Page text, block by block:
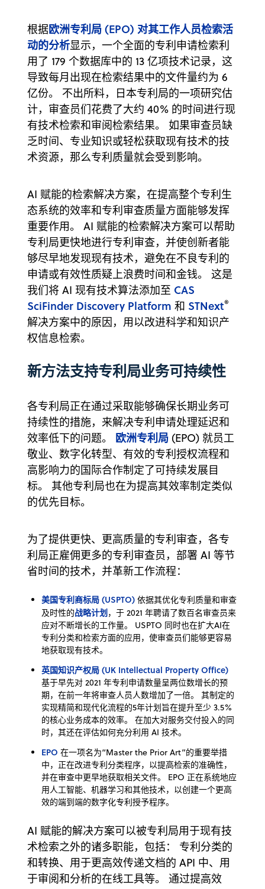
根据欧洲专利局 (EPO) 对其工作人员检索活
动的分析显示，一个全面的专利申请检索利
用了 179 个数据库中的 13 亿项技术记录，这
导致每月出现在检索结果中的文件量约为 6
亿份。 不出所料，日本专利局的一项研究估
计，审查员们花费了大约 40% 的时间进行现
有技术检索和审阅检索结果。 如果审查员缺
乏时间、专业知识或轻松获取现有技术的技
术资源，那么专利质量就会受到影响。
AI 赋能的检索解决方案，在提高整个专利生
态系统的效率和专利审查质量方面能够发挥
重要作用。 AI 赋能的检索解决方案可以帮助
专利局更快地进行专利审查，并使创新者能
够尽早地发现现有技术，避免在不良专利的
申请或有效性质疑上浪费时间和金钱。 这是
我们将 AI 现有技术算法添加至 CAS
SciFinder Discovery Platform 和 STNext®
解决方案中的原因，用以改进科学和知识产
权信息检索。
新方法支持专利局业务可持续性
各专利局正在通过采取能够确保长期业务可
持续性的措施，来解决专利申请处理延迟和
效率低下的问题。 欧洲专利局 (EPO) 就员工
敬业、数字化转型、有效的专利授权流程和
高影响力的国际合作制定了可持续发展目
标。 其他专利局也在为提高其效率制定类似
的优先目标。
为了提供更快、更高质量的专利审查，各专
利局正雇佣更多的专利审查员，部署 AI 等节
省时间的技术，并革新工作流程：
美国专利商标局 (USPTO) 依据其优化专利质量和审查
及时性的战略计划，于 2021 年聘请了数百名审查员来
应对不断增长的工作量。 USPTO 同时也在扩大AI在
专利分类和检索方面的应用，使审查员们能够更容易
地获取现有技术。
英国知识产权局 (UK Intellectual Property Office)
基于早先对 2021 年专利申请数量呈两位数增长的预
期，在前一年将审查人员人数增加了一倍。 其制定的
实现精简和现代化流程的5年计划旨在提升至少 3.5%
的核心业务成本的效率。 在加大对服务交付投入的同
时，其还在评估如何充分利用 AI 技术。
EPO 在一项名为“Master the Prior Art”的重要举措
中，正在改进专利分类程序，以提高检索的准确性，
并在审查中更早地获取相关文件。 EPO 正在系统地应
用人工智能、机器学习和其他技术，以创建一个更高
效的端到端的数字化专利授予程序。
AI 赋能的解决方案可以被专利局用于现有技
术检索之外的诸多职能，包括： 专利分类的
和转换、用于更高效传递文档的 API 中、用
于审阅和分析的在线工具等。 通过提高效